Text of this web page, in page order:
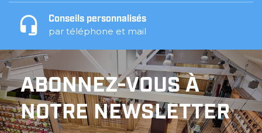
Conseils personnalisés
par téléphone et mail
ABONNEZ-VOUS À
NOTRE NEWSLETTER